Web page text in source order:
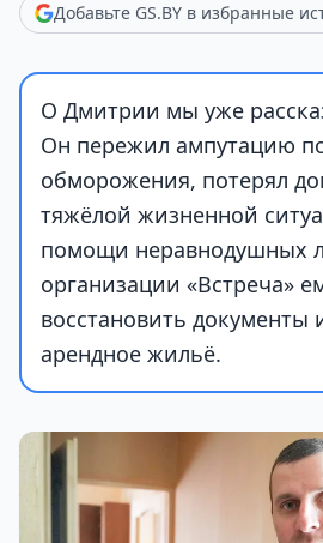
Добавьте GS.BY в избранные
О Дмитрии мы уже
Он пережил ампутацию
обморожения, потерял
тяжёлой жизненной
помощи неравнодушных
организации «Встреча»
восстановить документы
арендное жильё.